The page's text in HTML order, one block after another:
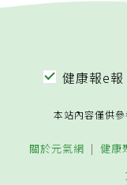
健康報e報
本站內容僅供
關於元氣網 健康